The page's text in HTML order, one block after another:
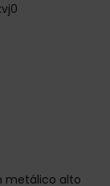
metálico alto